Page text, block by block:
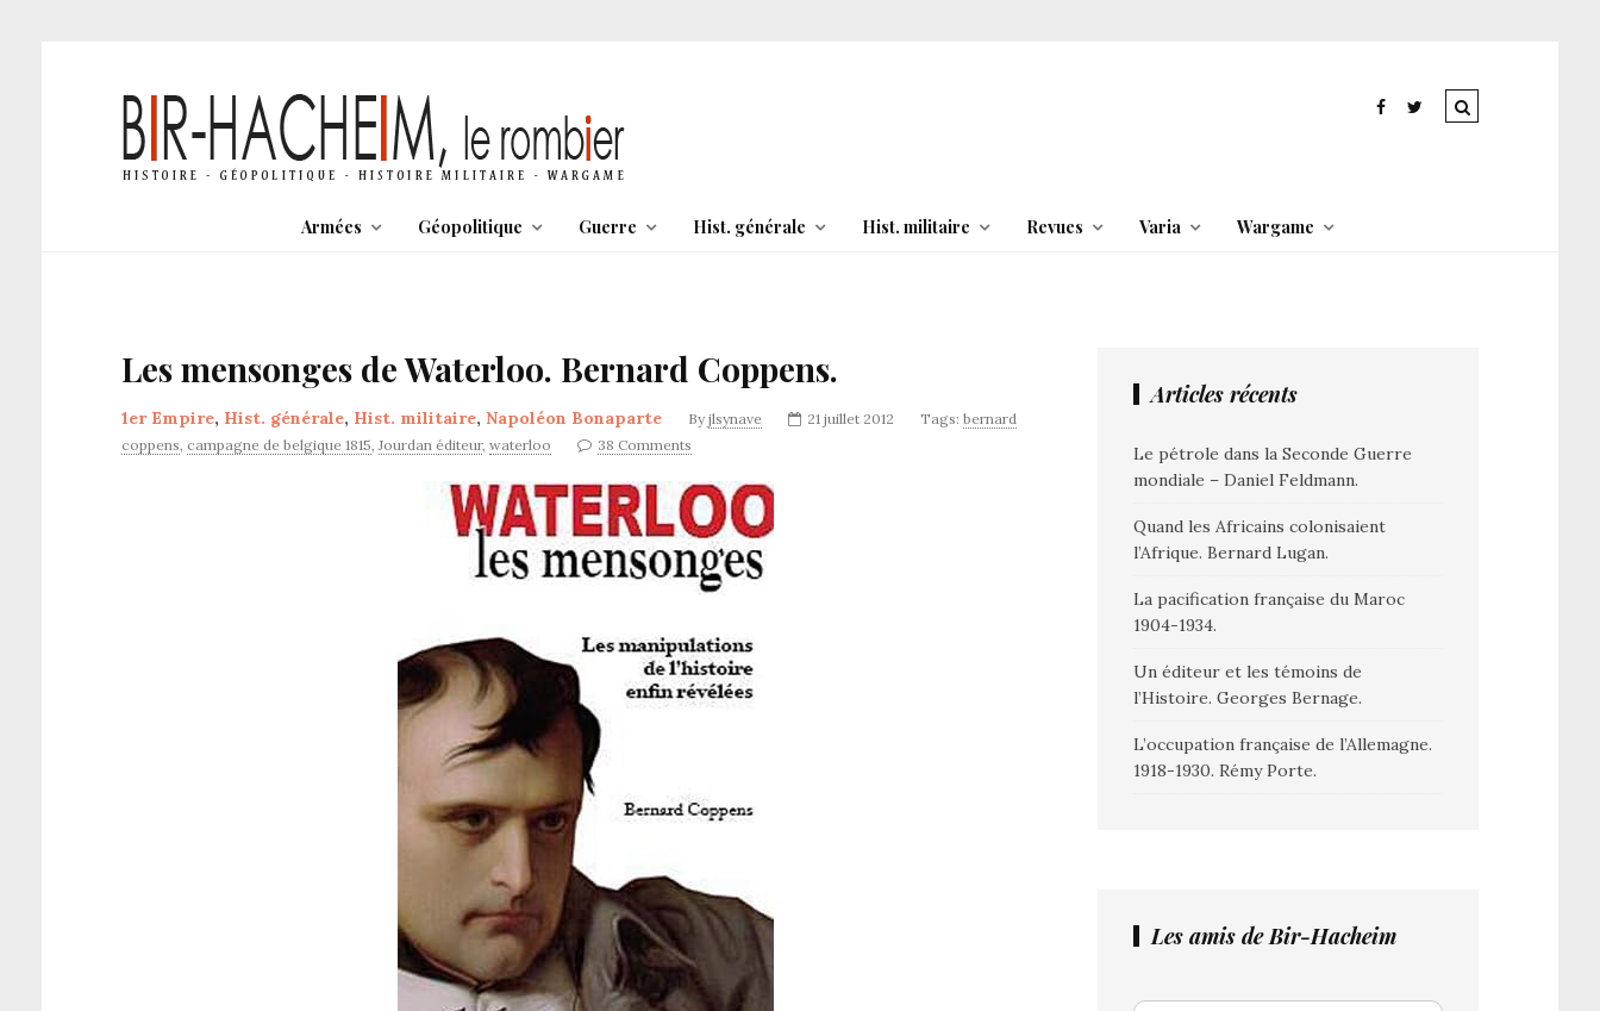
Armées Géopolitique Guerre Hist. générale Hist. militaire Revues Varia Wargame
Les mensonges de Waterloo. Bernard Coppens.
1er Empire, Hist. générale, Hist. militaire, Napoléon Bonaparte By jlsynave 21 juillet 2012 Tags: bernard
coppens, campagne de belgique 1815,Jourdan éditeur, waterloo 38 Comments
Articles récents
Le pétrole dans la Seconde Guerre
mondiale – Daniel Feldmann.
Quand les Africains colonisaient
l’Afrique. Bernard Lugan.
La pacification française du Maroc
1904-1934.
Un éditeur et les témoins de
l’Histoire. Georges Bernage.
L’occupation française de l’Allemagne.
1918-1930. Rémy Porte.
Les amis de Bir-Hacheim